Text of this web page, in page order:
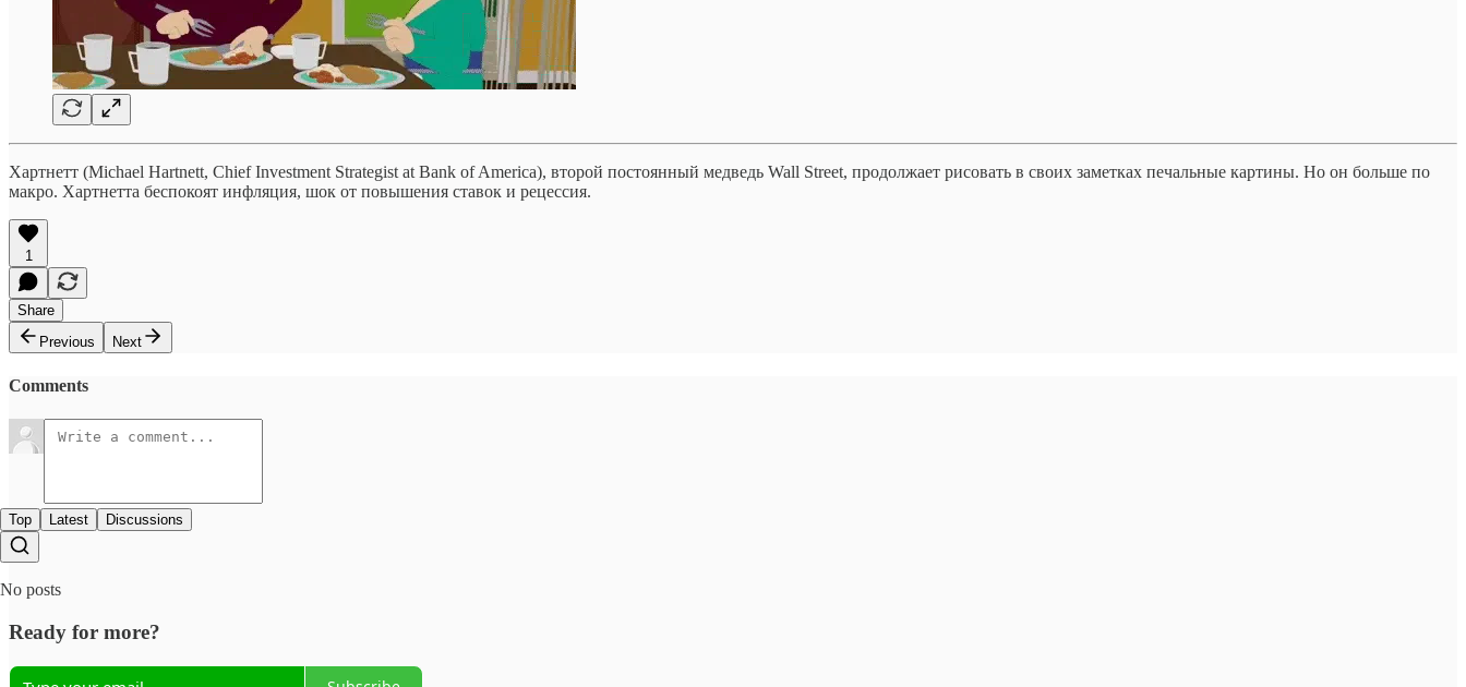
Хартнетт (Michael Hartnett, Chief Investment Strategist at Bank of America), второй постоянный медведь Wall Street, продолжает рисовать в своих заметках печальные картины. Но он больше по
макро. Хартнетта беспокоят инфляция, шок от повышения ставок и рецессия.
1
Share
Previous
Next
Comments
Top Latest Discussions
No posts
Ready for more?